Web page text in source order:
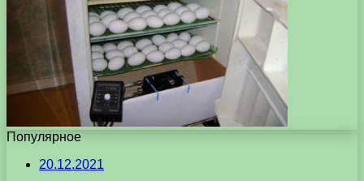
Популярное
20.12.2021